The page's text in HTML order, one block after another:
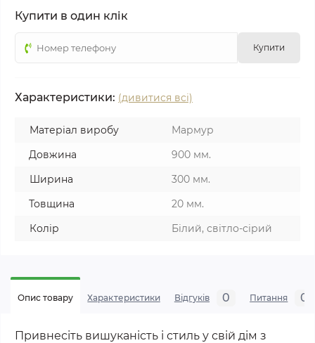
Купити в один клік
Купити
Характеристики: (дивитися всі)
Матеріал виробу
Мармур
Довжина
900 мм.
Ширина
300 мм.
Товщина
20 мм.
Колір
Білий, світло-сірий
Опис товару Характеристики Відгуків 0 Питання 0
Привнесіть вишуканість і стиль у свій дім з